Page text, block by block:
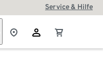
Service & Hilfe